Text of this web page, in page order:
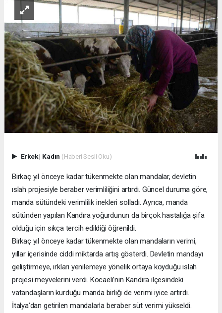
Erkek| Kadın (Haberi Sesli Oku)
Birkaç yıl önceye kadar tükenmekte olan mandalar, devletin
ıslah projesiyle beraber verimliliğini artırdı. Güncel duruma göre,
manda sütündeki verimlilik inekleri solladı. Ayrıca, manda
sütünden yapılan Kandıra yoğurdunun da birçok hastalığa şifa
olduğu için sıkça tercih edildiği öğrenildi.
Birkaç yıl önceye kadar tükenmekte olan mandaların verimi,
yıllar içerisinde ciddi miktarda artış gösterdi. Devletin mandayı
geliştirmeye, ırkları yenilemeye yönelik ortaya koyduğu ıslah
projesi meyvelerini verdi. Kocaeli’nin Kandıra ilçesindeki
vatandaşların kurduğu manda birliği de verimi iyice artırdı.
İtalya’dan getirilen mandalarla beraber süt verimi yükseldi.